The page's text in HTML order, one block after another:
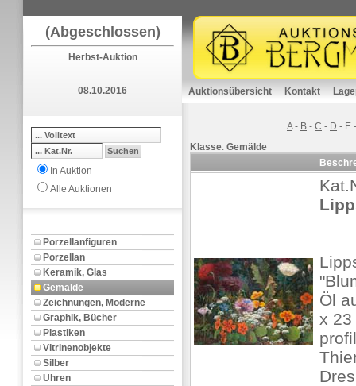
(Abgeschlossen)
Herbst-Auktion
08.10.2016
In Auktion
Alle Auktionen
Porzellanfiguren
Porzellan
Keramik, Glas
Gemälde
Zeichnungen, Moderne
Graphik, Bücher
Plastiken
Vitrinenobjekte
Silber
Uhren
Auktionsübersicht Kontakt
A- B - C - D - E
Klasse: Gemälde
Öl
x 23